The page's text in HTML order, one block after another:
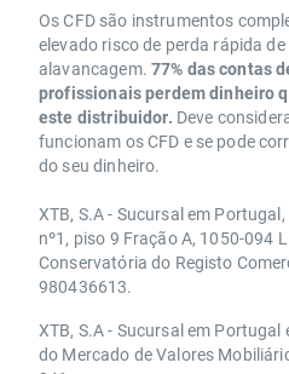
Os CFD são instrumentos
elevado risco de perda rápida
alavancagem. 77% das contas
profissionais perdem dinheiro
este distribuidor. Deve
funcionam os CFD e se pode
do seu dinheiro.
XTB, S.A - Sucursal em
nº1, piso 9 Fração A, 1050-094
Conservatória do Registo
980436613.
XTB, S.A - Sucursal em
do Mercado de Valores